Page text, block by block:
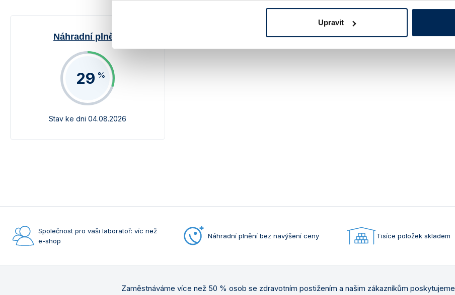
Upravit
Náhradní plnění
29 %
Stav ke dni 04.08.2026
Společnost pro vaši laboratoř: víc než
e-shop
Náhradní plnění bez navýšení ceny Tisíce položek skladem
Zaměstnáváme více než 50 % osob se zdravotním postižením a našim zákazníkům poskytujeme